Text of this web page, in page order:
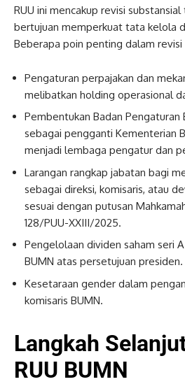
RUU ini mencakup revisi
bertujuan memperkuat tata kelola
Beberapa poin penting dalam
Pengaturan perpajakan dan
melibatkan holding operasional
Pembentukan Badan Pengaturan
sebagai pengganti Kementerian
menjadi lembaga pengatur dan
Larangan rangkap jabatan bagi
sebagai direksi, komisaris, atau
sesuai dengan putusan
128/PUU-XXIII/2025.
Pengelolaan dividen saham seri
BUMN atas persetujuan presiden.
Kesetaraan gender dalam
komisaris BUMN.
Langkah
RUU BUMN